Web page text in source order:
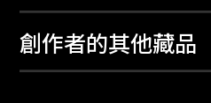
創作者的其他藏品